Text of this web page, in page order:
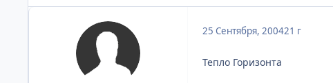
25 Сентября, 200421 г
Тепло Горизонта